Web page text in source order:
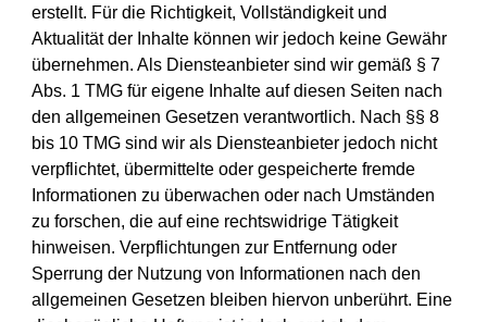
erstellt. Für die Richtigkeit, Vollständigkeit und
Aktualität der Inhalte können wir jedoch keine Gewähr
übernehmen. Als Diensteanbieter sind wir gemäß § 7
Abs. 1 TMG für eigene Inhalte auf diesen Seiten nach
den allgemeinen Gesetzen verantwortlich. Nach §§ 8
bis 10 TMG sind wir als Diensteanbieter jedoch nicht
verpflichtet, übermittelte oder gespeicherte fremde
Informationen zu überwachen oder nach Umständen
zu forschen, die auf eine rechtswidrige Tätigkeit
hinweisen. Verpflichtungen zur Entfernung oder
Sperrung der Nutzung von Informationen nach den
allgemeinen Gesetzen bleiben hiervon unberührt. Eine